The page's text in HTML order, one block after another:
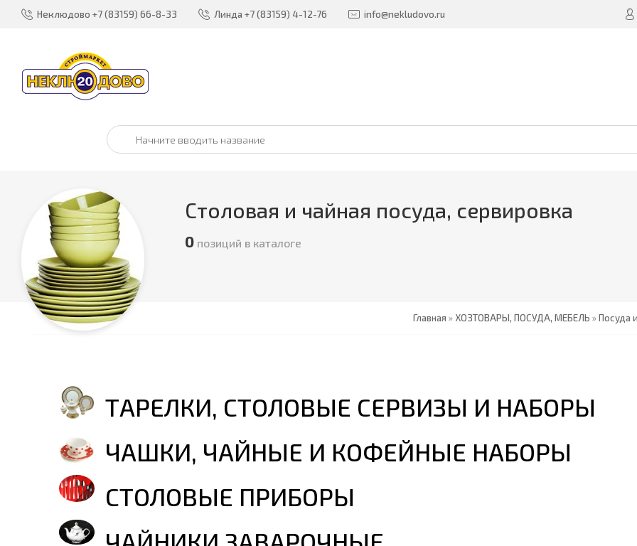
Неклюдово +7 (83159) 66-8-33 Линда +7 (83159) 4-12-76 info@nekludovo.ru
Столовая и чайная посуда, сервировка
0 позиций в каталоге
Главная » ХОЗТОВАРЫ, ПОСУДА, МЕБЕЛЬ »Посуда
ТАРЕЛКИ, СТОЛОВЫЕ СЕРВИЗЫ И НАБОРЫ
ЧАШКИ, ЧАЙНЫЕ И КОФЕЙНЫЕ НАБОРЫ
СТОЛОВЫЕ ПРИБОРЫ